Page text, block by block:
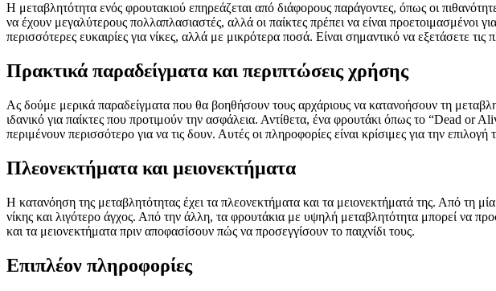
Η μεταβλητότητα ενός φρουτακιού επηρεάζεται από διάφορους παράγοντες, όπως οι
να έχουν μεγαλύτερους πολλαπλασιαστές, αλλά οι παίκτες πρέπει να είναι
περισσότερες ευκαιρίες για νίκες, αλλά με μικρότερα ποσά. Είναι σημαντικό να εξετάσετε τις
Πρακτικά παραδείγματα και περιπτώσεις χρήσης
Ας δούμε μερικά παραδείγματα που θα βοηθήσουν τους αρχάριους να κατανοήσουν τη
ιδανικό για παίκτες που προτιμούν την ασφάλεια. Αντίθετα, ένα φρουτάκι όπως το “Dead or
περιμένουν περισσότερο για να τις δουν. Αυτές οι πληροφορίες είναι κρίσιμες για την
Πλεονεκτήματα και μειονεκτήματα
Η κατανόηση της μεταβλητότητας έχει τα πλεονεκτήματα και τα μειονεκτήματά της. Από τη
νίκης και λιγότερο άγχος. Από την άλλη, τα φρουτάκια με υψηλή μεταβλητότητα μπορεί να
και τα μειονεκτήματα πριν αποφασίσουν πώς να προσεγγίσουν το παιχνίδι τους.
Επιπλέον πληροφορίες